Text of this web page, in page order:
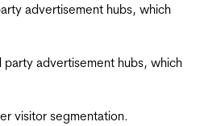
advertisement hubs, which
advertisement hubs, which
visitor segmentation.